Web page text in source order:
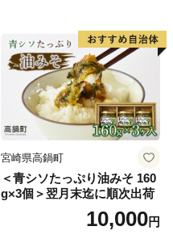
宮崎県高鍋町
＜青シソたっぷり油みそ 160
g×3個＞翌月末迄に順次出荷
10,000円